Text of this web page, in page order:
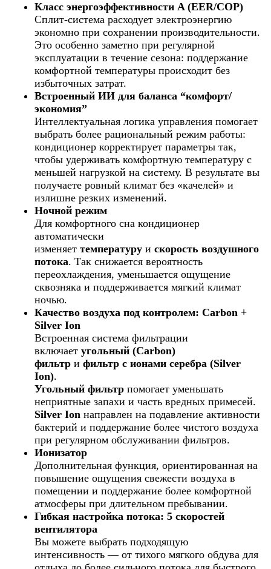
Класс энергоэффективности A (EER/COP)
Сплит-система расходует электроэнергию
экономно при сохранении производительности.
Это особенно заметно при регулярной
эксплуатации в течение сезона: поддержание
комфортной температуры происходит без
избыточных затрат.
Встроенный ИИ для баланса “комфорт/
экономия”
Интеллектуальная логика управления помогает
выбрать более рациональный режим работы:
кондиционер корректирует параметры так,
чтобы удерживать комфортную температуру с
меньшей нагрузкой на систему. В результате вы
получаете ровный климат без «качелей» и
излишне резких изменений.
Ночной режим
Для комфортного сна кондиционер
автоматически
изменяет температуру и скорость воздушного
потока. Так снижается вероятность
переохлаждения, уменьшается ощущение
сквозняка и поддерживается мягкий климат
ночью.
Качество воздуха под контролем: Carbon +
Silver Ion
Встроенная система фильтрации
включает угольный (Carbon)
фильтр и фильтр с ионами серебра (Silver
Ion).
Угольный фильтр помогает уменьшать
неприятные запахи и часть вредных примесей.
Silver Ion направлен на подавление активности
бактерий и поддержание более чистого воздуха
при регулярном обслуживании фильтров.
Ионизатор
Дополнительная функция, ориентированная на
повышение ощущения свежести воздуха в
помещении и поддержание более комфортной
атмосферы при длительном пребывании.
Гибкая настройка потока: 5 скоростей
вентилятора
Вы можете выбрать подходящую
интенсивность — от тихого мягкого обдува для